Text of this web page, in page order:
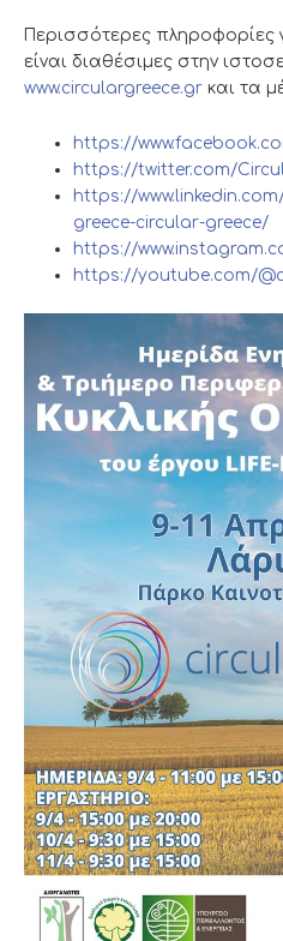
Περισσότερες πληροφορίες
είναι διαθέσιμες στην
www.circulargreece.gr και τα
https://
https://twitter.com/
https://
greece-circular-greece/
https://
https://youtube.com/